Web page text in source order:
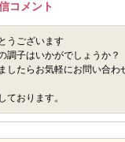
コメント
うございます
調子はいかがでしょうか？
したらお気軽にお問い合わ
ております。